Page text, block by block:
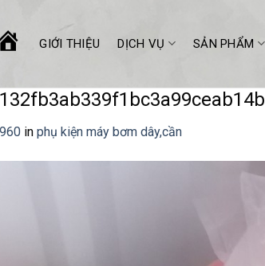
TRANG GIỚI THIỆU DỊCH VỤ SẢN PHẨM
in phụ kiện máy bơm dây,cần